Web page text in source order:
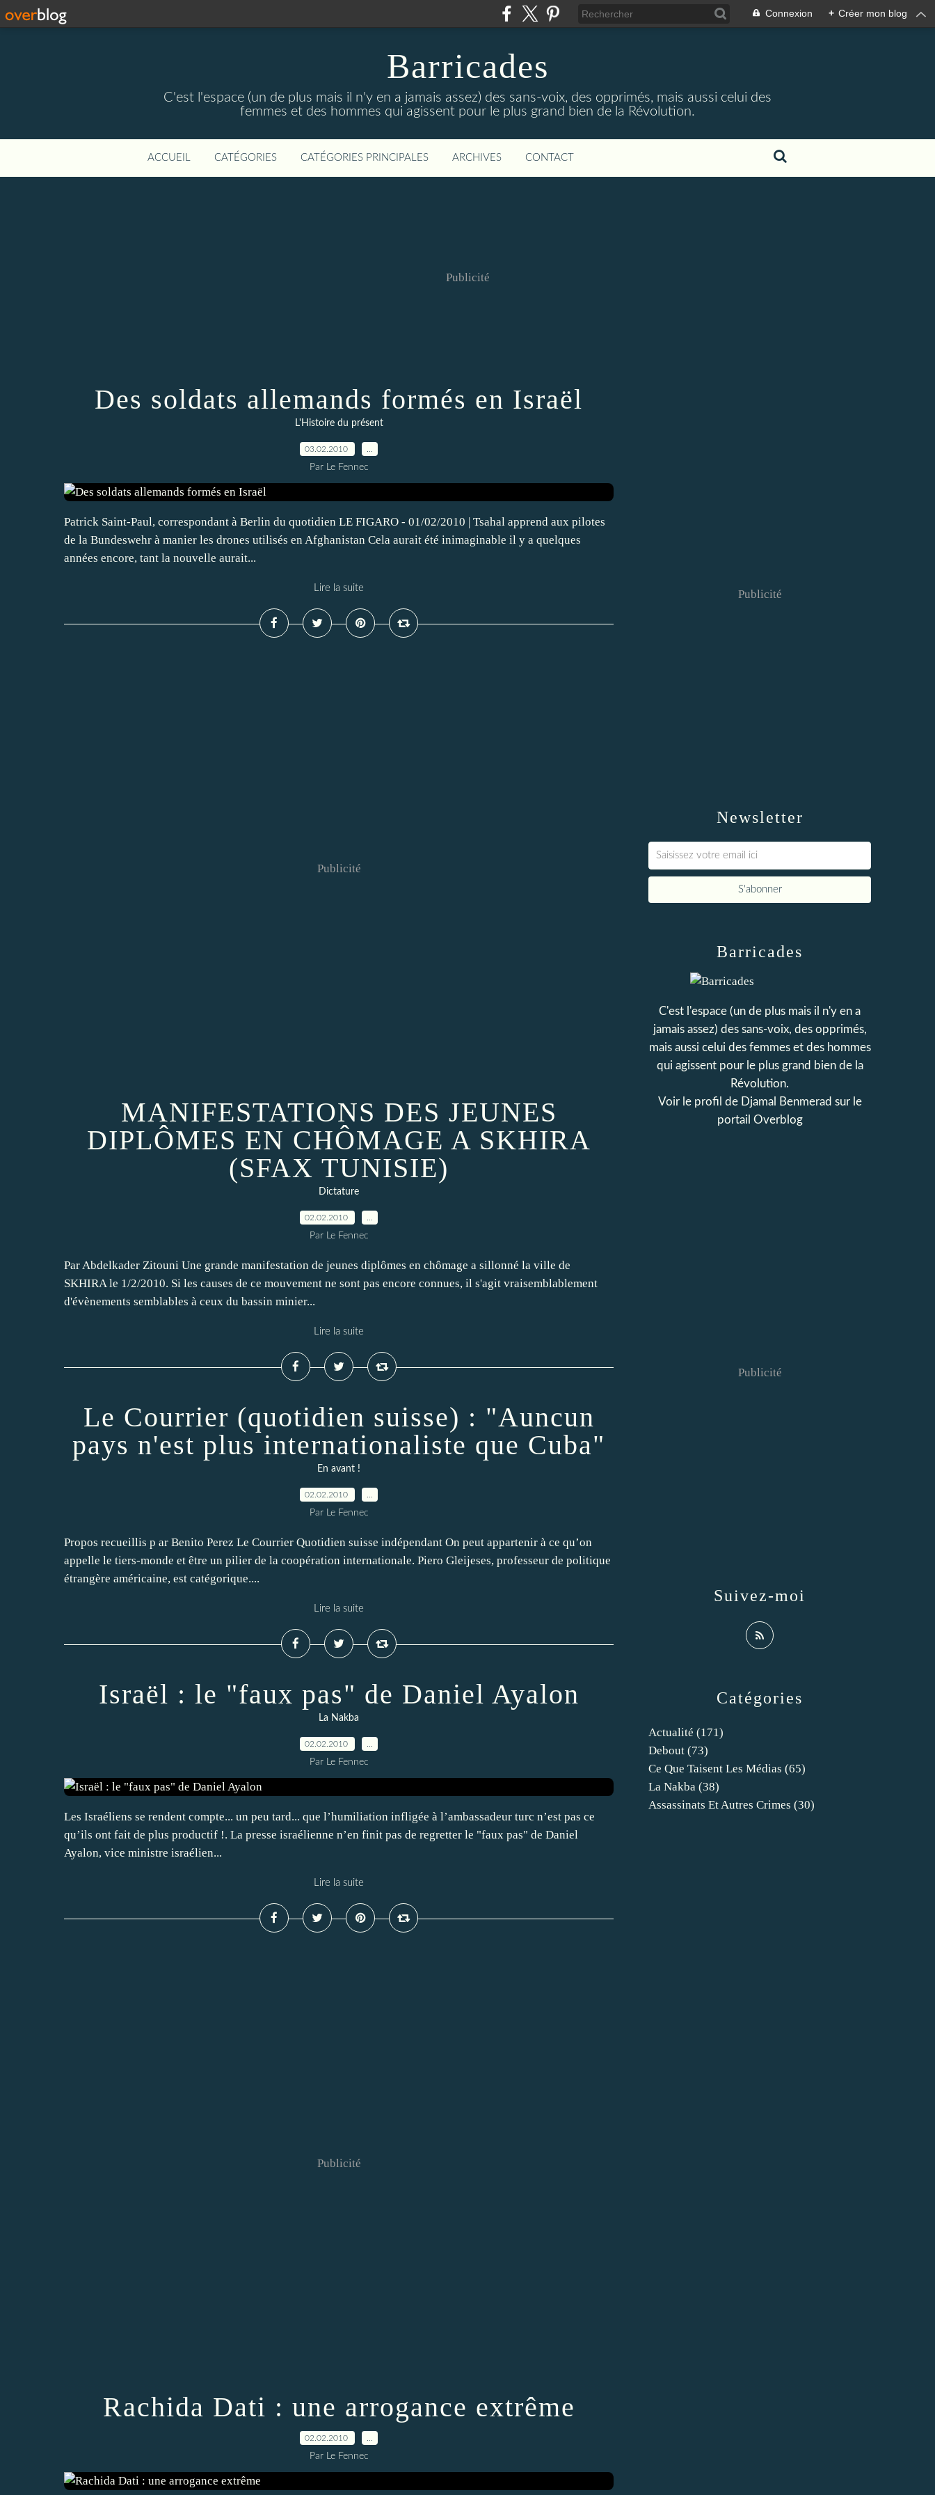
Connexion + Créer mon blog
Barricades
C'est l'espace (un de plus mais il n'y en a jamais assez) des sans-voix, des opprimés, mais aussi celui des
femmes et des hommes qui agissent pour le plus grand bien de la Révolution.
ACCUEIL CATÉGORIES CATÉGORIES PRINCIPALES ARCHIVES CONTACT
Publicité
Des soldats allemands formés en Israël
L'Histoire du présent
03.02.2010
Par Le Fennec
Patrick Saint-Paul, correspondant à Berlin du quotidien LE FIGARO - 01/02/2010 | Tsahal apprend aux pilotes
de la Bundeswehr à manier les drones utilisés en Afghanistan Cela aurait été inimaginable il y a quelques
années encore, tant la nouvelle aurait...
Lire la suite
Publicité
MANIFESTATIONS DES JEUNES
DIPLÔMES EN CHÔMAGE A SKHIRA
(SFAX TUNISIE)
Dictature
02.02.2010
Par Le Fennec
Par Abdelkader Zitouni Une grande manifestation de jeunes diplômes en chômage a sillonné la ville de
SKHIRA le 1/2/2010. Si les causes de ce mouvement ne sont pas encore connues, il s'agit vraisemblablement
d'évènements semblables à ceux du bassin minier...
Lire la suite
Le Courrier (quotidien suisse) : "Auncun
pays n'est plus internationaliste que Cuba"
En avant !
02.02.2010
Par Le Fennec
Propos recueillis p ar Benito Perez Le Courrier Quotidien suisse indépendant On peut appartenir à ce qu’on
appelle le tiers-monde et être un pilier de la coopération internationale. Piero Gleijeses, professeur de politique
étrangère américaine, est catégorique....
Lire la suite
Israël : le "faux pas" de Daniel Ayalon
La Nakba
02.02.2010
Par Le Fennec
Les Israéliens se rendent compte... un peu tard... que l’humiliation infligée à l’ambassadeur turc n’est pas ce
qu’ils ont fait de plus productif !. La presse israélienne n’en finit pas de regretter le "faux pas" de Daniel
Ayalon, vice ministre israélien...
Lire la suite
Publicité
Rachida Dati : une arrogance extrême
02.02.2010
Par Le Fennec
Newsletter
Publicité
Catégories
Actualité (171)
Debout (73)
Ce Que Taisent Les Médias (65)
La Nakba (38)
Assassinats Et Autres Crimes (30)
Barricades
C'est l'espace (un de plus mais il n'y en a
jamais assez) des sans-voix, des opprimés,
mais aussi celui des femmes et des hommes
qui agissent pour le plus grand bien de la
Révolution.
Voir le profil de Djamal Benmerad sur le
portail Overblog
Suivez-moi
Publicité